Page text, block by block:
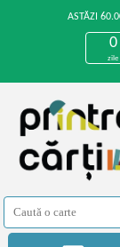
ASTĂZI
0
zile